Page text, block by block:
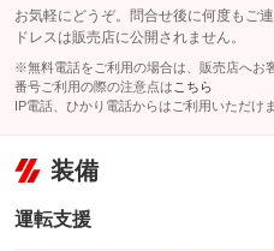
お気軽にどうぞ。問合せ後に何度もご
ドレスは販売店に公開されません。
※無料電話をご利用の場合は、販売店へお
番号ご利用の際の注意点は こちら
IP電話、ひかり電話からはご利用いただけ
装備
運転支援